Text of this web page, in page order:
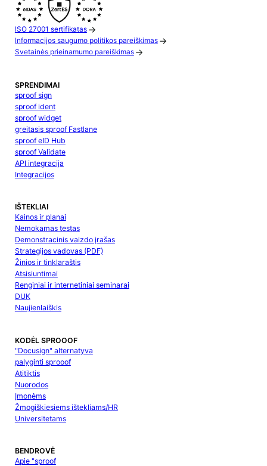
ISO 27001 sertifikatas
Informacijos saugumo politikos pareiškimas
Svetainės prieinamumo pareiškimas
SPRENDIMAI
sproof sign
sproof ident
sproof widget
greitasis sproof Fastlane
sproof eID Hub
sproof Validate
API integracija
Integracijos
IŠTEKLIAI
Kainos ir planai
Nemokamas testas
Demonstracinis vaizdo įrašas
Strategijos vadovas (PDF)
Žinios ir tinklaraštis
Atsisiuntimai
Renginiai ir internetiniai seminarai
DUK
Naujienlaiškis
KODĖL SPROOOF
"Docusign" alternatyva
palyginti sprooof
Atitiktis
Nuorodos
Įmonėms
Žmogiškiesiems ištekliams/HR
Universitetams
BENDROVĖ
Apie "sproof